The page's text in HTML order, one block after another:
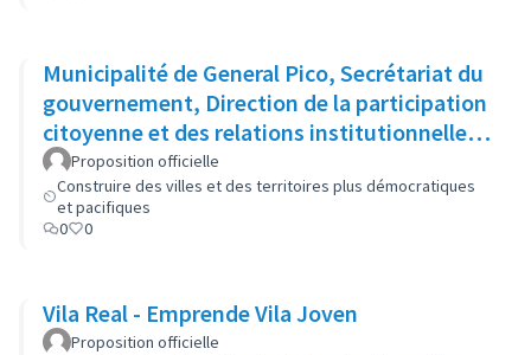
Municipalité de General Pico, Secrétariat du
gouvernement, Direction de la participation
citoyenne et des relations institutionnelles :
Cabinet ouvert
Proposition officielle
Construire des villes et des territoires plus démocratiques
et pacifiques
0
0
Vila Real - Emprende Vila Joven
Proposition officielle